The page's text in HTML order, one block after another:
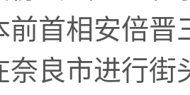
前首相安倍晋
奈良市进行